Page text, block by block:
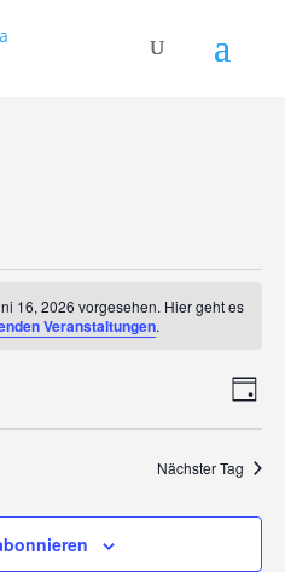
16, 2026 vorgesehen. Hier geht es
Veranstaltungen.
Tag
Nächster Tag